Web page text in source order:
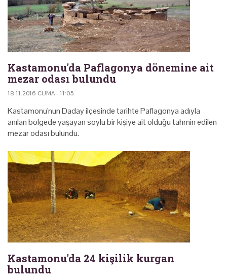
Kastamonu'da Paflagonya dönemine ait
mezar odası bulundu
18.11.2016 CUMA - 11:05
Kastamonu'nun Daday ilçesinde tarihte Paflagonya adıyla
anılan bölgede yaşayan soylu bir kişiye ait olduğu tahmin edilen
mezar odası bulundu.
Kastamonu'da 24 kişilik kurgan
bulundu